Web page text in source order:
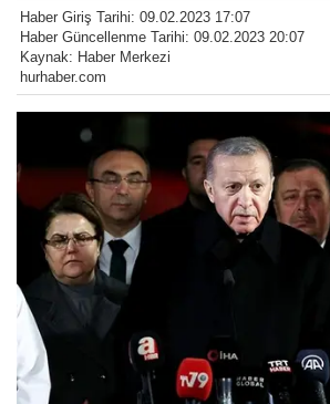
Haber Giriş Tarihi: 09.02.2023 17:07
Haber Güncellenme Tarihi: 09.02.2023 20:07
Kaynak: Haber Merkezi
hurhaber.com